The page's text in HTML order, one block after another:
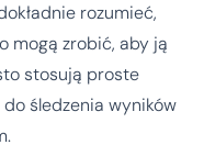
rozumieć,
mogą zrobić, aby ją
stosują proste
śledzenia wyników